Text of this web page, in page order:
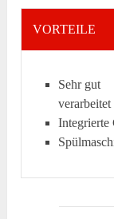
VORTEILE
Sehr gut
verarbeitet
Integrierte